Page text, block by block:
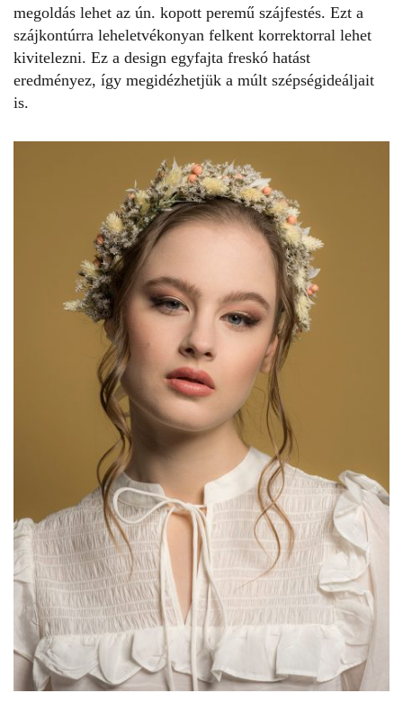
megoldás lehet az ún. kopott peremű szájfestés. Ezt a
szájkontúrra leheletvékonyan felkent korrektorral lehet
kivitelezni. Ez a design egyfajta freskó hatást
eredményez, így megidézhetjük a múlt szépségideáljait
is.